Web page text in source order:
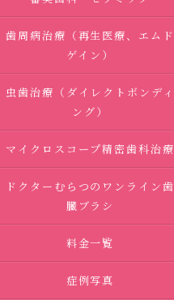
歯周病治療（再生医療、エムド
ゲイン）
虫歯治療（ダイレクトボンディ
ング）
マイクロスコープ精密歯科治療
ドクターむらつのワンライン歯
臓ブラシ
料金一覧
症例写真